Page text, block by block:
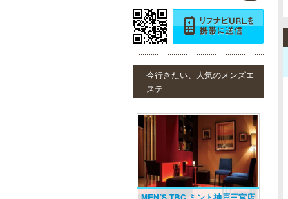
今行きたい、人気のメンズエ
ステ